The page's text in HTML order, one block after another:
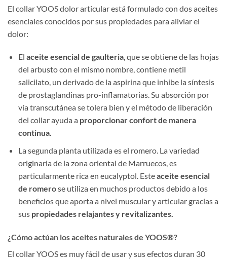
El collar YOOS dolor articular está formulado con dos aceites
esenciales conocidos por sus propiedades para aliviar el
dolor:
El aceite esencial de gaulteria, que se obtiene de las hojas
del arbusto con el mismo nombre, contiene metil
salicilato, un derivado de la aspirina que inhibe la síntesis
de prostaglandinas pro-inflamatorias. Su absorción por
vía transcutánea se tolera bien y el método de liberación
del collar ayuda a proporcionar confort de manera
continua.
La segunda planta utilizada es el romero. La variedad
originaria de la zona oriental de Marruecos, es
particularmente rica en eucalyptol. Esteaceite esencial
de romerose utiliza en muchos productos debido a los
beneficios que aporta a nivel muscular y articular gracias a
sus propiedades relajantes y revitalizantes.
¿Cómo actúan los aceites naturales de YOOS®?
El collar YOOS es muy fácil de usar y sus efectos duran 30